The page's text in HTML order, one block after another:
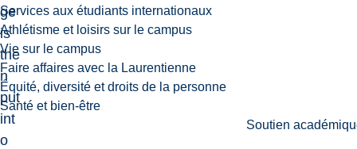
Services aux étudiants internationaux
Athlétisme et loisirs sur le campus
Vie sur le campus
Faire affaires avec la Laurentienne
Équité, diversité et droits de la personne
Santé et bien-être
Soutien
ge
is
the
n
put
int
o